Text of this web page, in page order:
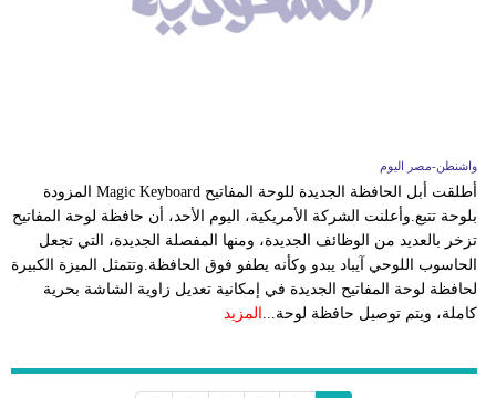
واشنطن-مصر اليوم
أطلقت أبل الحافظة الجديدة للوحة المفاتيح Magic Keyboard المزودة
بلوحة تتبع.وأعلنت الشركة الأمريكية، اليوم الأحد، أن حافظة لوحة المفاتيح
تزخر بالعديد من الوظائف الجديدة، ومنها المفصلة الجديدة، التي تجعل
الحاسوب اللوحي آيباد يبدو وكأنه يطفو فوق الحافظة.وتتمثل الميزة الكبيرة
لحافظة لوحة المفاتيح الجديدة في إمكانية تعديل زاوية الشاشة بحرية
كاملة، ويتم توصيل حافظة لوحة... المزيد